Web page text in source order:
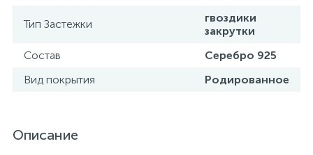
Тип Застежки
гвоздики
закрутки
Состав
Серебро 925
Вид покрытия
Родированное
Описание